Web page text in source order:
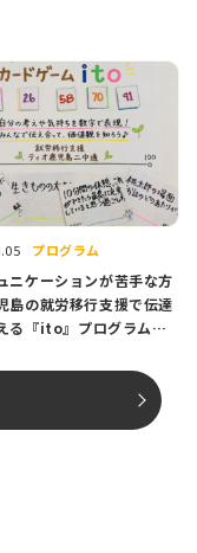
プログラム
ニケーションが苦手な方
島の就労移行支援で伝達
る『ito』プログラム紹